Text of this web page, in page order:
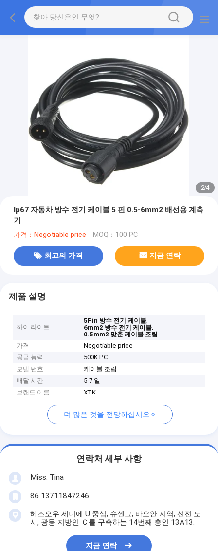
2/4
Ip67 자동차 방수 전기 케이블 5 핀 0.5-6mm2 배선용 계측
기
가격：Negotiable price MOQ：100 PC
최고의 가격 지금 연락
제품 설명
하이 라이트
5Pin 방수 전기 케이블,
6mm2 방수 전기 케이블,
0.5mm2 맞춘 케이블 조립
가격
Negotiable price
공급 능력
500K PC
모델 번호
케이블 조립
배달 시간
5-7 일
브랜드 이름
XTK
더 많은 것을 전망하십시오
연락처 세부 사항
Miss. Tina
86 13711847246
헤즈오우 세니에 U 중심, 슈셴그, 바오안 지역, 선전 도
시, 광동 지방인 Ｃ를 구축하는 14번째 층인 13A13.
지금 연락